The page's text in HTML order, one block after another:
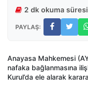
2 dk okuma süresi
PAYLAŞ:
Anayasa Mahkemesi
nafaka bağlanmasına
Kurul’da ele alarak